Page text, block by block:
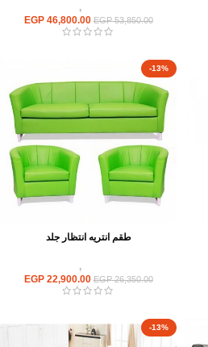
انتريهات استقبال,
EGP53,850.00
EGP46,800.00
-13%
طقم انتريه انتظار جلد
انتريهات استقبال,
EGP26,350.00
EGP22,900.00
-13%